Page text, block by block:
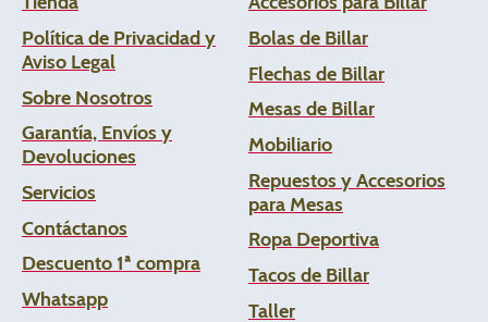
Política de Privacidad y
Aviso Legal
Sobre Nosotros
Garantía, Envíos y
Devoluciones
Servicios
Contáctanos
Descuento 1ª compra
Whatsapp
Bolas de Billar
Flechas de Billar
Mesas de Billar
Mobiliario
Repuestos y Accesorios
para Mesas
Ropa Deportiva
Tacos de Billar
Taller